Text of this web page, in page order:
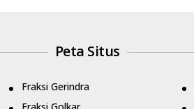
Peta Situs
Fraksi Gerindra